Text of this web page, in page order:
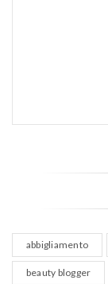
abbigliamento
beauty blogger